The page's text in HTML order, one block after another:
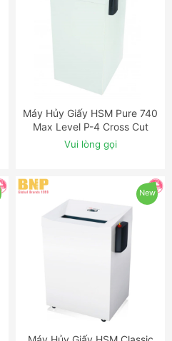
ĐẶT NGAY
Máy Hủy Giấy HSM Pure 740
Max Level P-4 Cross Cut
Shredder
Vui lòng gọi
New